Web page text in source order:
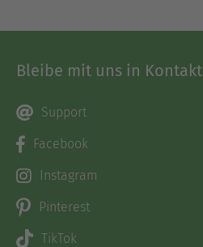
Bleibe mit uns in Kontakt
Support
Facebook
Instagram
Pinterest
TikTok